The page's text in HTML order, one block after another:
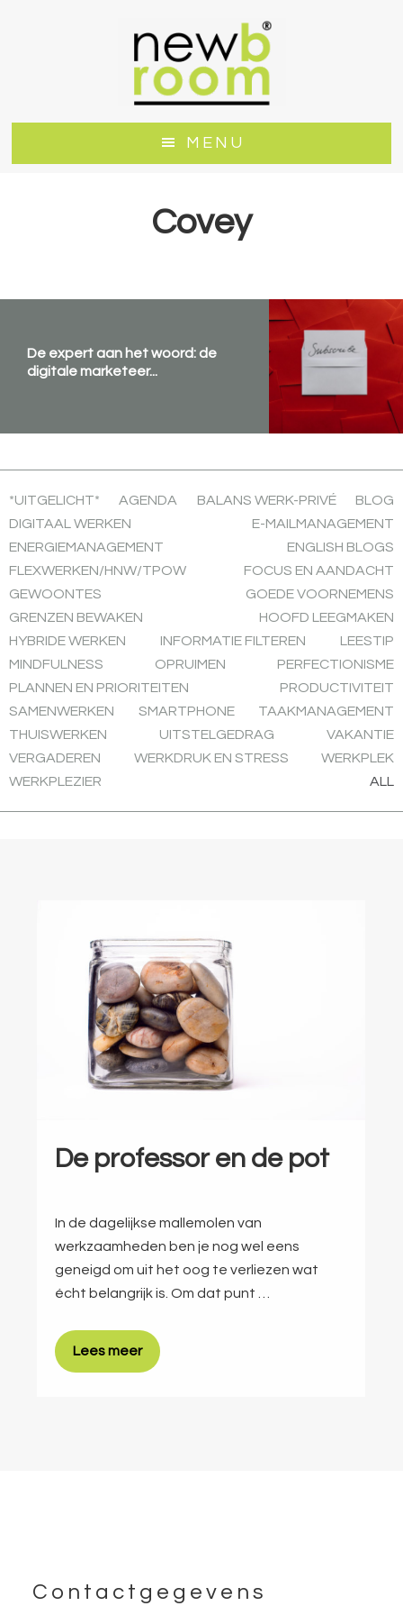
MENU
Covey
De expert aan het woord: de
digitale marketeer...
*UITGELICHT* AGENDA BALANS WERK-PRIVÉ
BLOG
DIGITAAL WERKEN
E-MAILMANAGEMENT
ENERGIEMANAGEMENT
ENGLISH BLOGS
FLEXWERKEN/HNW/TPOW
FOCUS EN AANDACHT
GEWOONTES
GOEDE VOORNEMENS
GRENZEN BEWAKEN
HOOFD LEEGMAKEN
HYBRIDE WERKEN
INFORMATIE FILTEREN
LEESTIP
MINDFULNESS
OPRUIMEN
PERFECTIONISME
PLANNEN EN PRIORITEITEN
PRODUCTIVITEIT
SAMENWERKEN
SMARTPHONE
TAAKMANAGEMENT
THUISWERKEN
UITSTELGEDRAG
VAKANTIE
VERGADEREN
WERKDRUK EN STRESS
WERKPLEK
WERKPLEZIER
ALL
De professor en de pot
In de dagelijkse mallemolen van
werkzaamheden ben je nog wel eens
geneigd om uit het oog te verliezen wat
écht belangrijk is. Om dat punt …
Lees meer
Footer
Contactgegevens